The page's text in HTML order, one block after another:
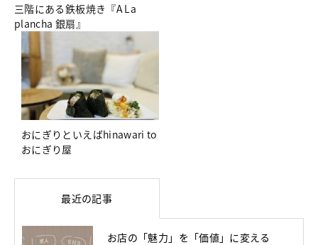
三階にある鉄板焼き『A La
plancha 銀扇』
おにぎりといえばhinawari to
おにぎり屋
最近の記事
お店の「魅力」を「価値」に変える